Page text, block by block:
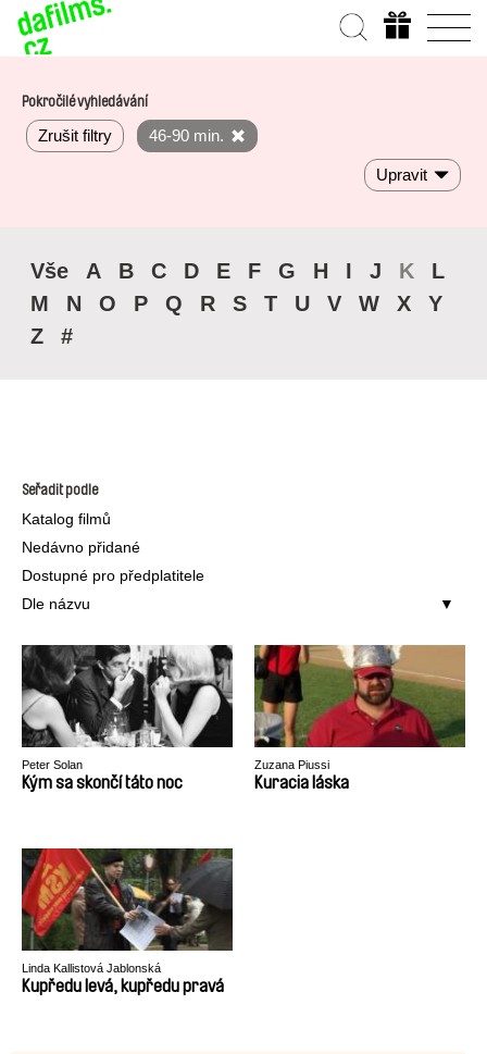
Pokročilé vyhledávání
Zrušit filtry 46-90 min.
Upravit
Vše A B C D E F G H I J K
L
M
N O P Q R S T U V W X
Y
Z
#
Seřadit podle
Katalog filmů
Nedávno přidané
Dostupné pro předplatitele
Dle názvu
Peter Solan
Kým sa skončí táto noc
Zuzana Piussi
Kuracia láska
Linda Kallistová Jablonská
Kupředu levá, kupředu pravá